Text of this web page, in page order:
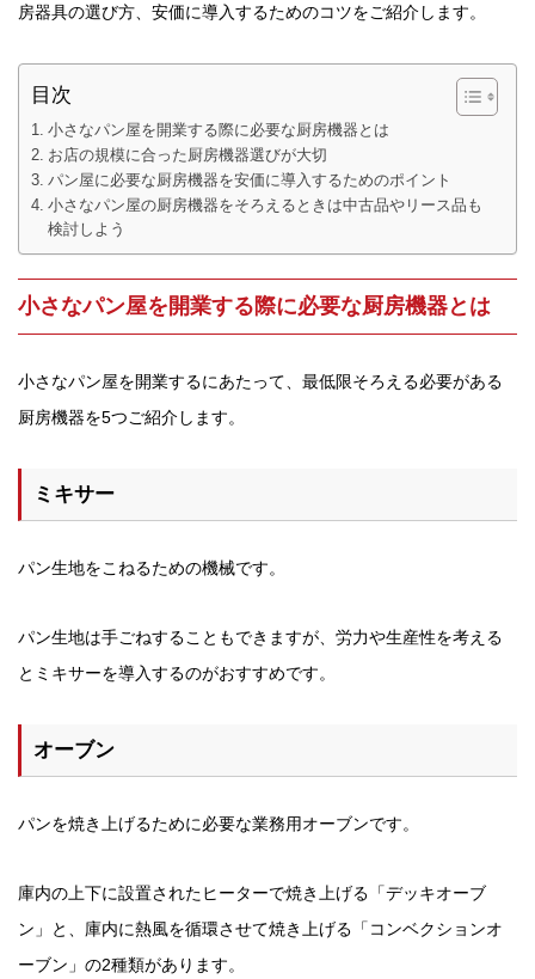
房器具の選び方、安価に導入するためのコツをご紹介します。
目次
小さなパン屋を開業する際に必要な厨房機器とは
お店の規模に合った厨房機器選びが大切
パン屋に必要な厨房機器を安価に導入するためのポイント
小さなパン屋の厨房機器をそろえるときは中古品やリース品も
検討しよう
小さなパン屋を開業する際に必要な厨房機器とは
小さなパン屋を開業するにあたって、最低限そろえる必要がある
厨房機器を5つご紹介します。
ミキサー
パン生地をこねるための機械です。
パン生地は手ごねすることもできますが、労力や生産性を考える
とミキサーを導入するのがおすすめです。
オーブン
パンを焼き上げるために必要な業務用オーブンです。
庫内の上下に設置されたヒーターで焼き上げる「デッキオーブ
ン」と、庫内に熱風を循環させて焼き上げる「コンベクションオ
ーブン」の2種類があります。